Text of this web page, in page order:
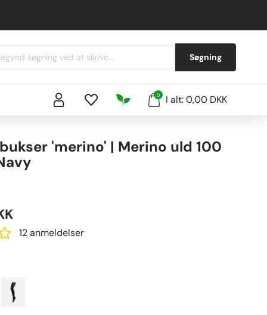
Søgning
0 I alt: 0,00 DKK
'merino' | Merino uld 100
12 anmeldelser